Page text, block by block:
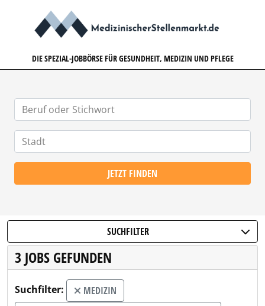
DIE SPEZIAL-JOBBÖRSE FÜR GESUNDHEIT, MEDIZIN UND PFLEGE
JETZT FINDEN
SUCHFILTER
3 JOBS GEFUNDEN
Suchfilter:
MEDIZIN